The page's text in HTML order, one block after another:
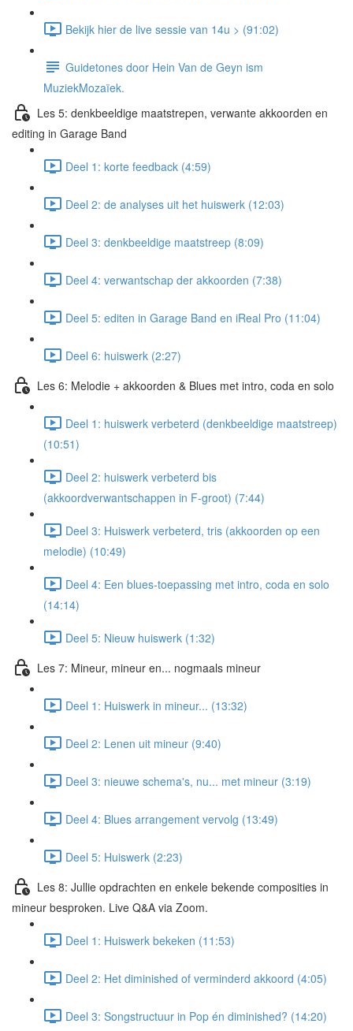
Bekijk hier de live sessie van 14u > (91:02)
Guidetones door Hein Van de Geyn ism
MuziekMozaïek.
Les 5: denkbeeldige maatstrepen, verwante akkoorden en
editing in Garage Band
Deel 1: korte feedback (4:59)
Deel 2: de analyses uit het huiswerk (12:03)
Deel 3: denkbeeldige maatstreep (8:09)
Deel 4: verwantschap der akkoorden (7:38)
Deel 5: editen in Garage Band en iReal Pro (11:04)
Deel 6: huiswerk (2:27)
Les 6: Melodie + akkoorden & Blues met intro, coda en solo
Deel 1: huiswerk verbeterd (denkbeeldige maatstreep)
(10:51)
Deel 2: huiswerk verbeterd bis
(akkoordverwantschappen in F-groot) (7:44)
Deel 3: Huiswerk verbeterd, tris (akkoorden op een
melodie) (10:49)
Deel 4: Een blues-toepassing met intro, coda en solo
(14:14)
Deel 5: Nieuw huiswerk (1:32)
Les 7: Mineur, mineur en... nogmaals mineur
Deel 1: Huiswerk in mineur... (13:32)
Deel 2: Lenen uit mineur (9:40)
Deel 3: nieuwe schema's, nu... met mineur (3:19)
Deel 4: Blues arrangement vervolg (13:49)
Deel 5: Huiswerk (2:23)
Les 8: Jullie opdrachten en enkele bekende composities in
mineur besproken. Live Q&A via Zoom.
Deel 1: Huiswerk bekeken (11:53)
Deel 2: Het diminished of verminderd akkoord (4:05)
Deel 3: Songstructuur in Pop én diminished? (14:20)